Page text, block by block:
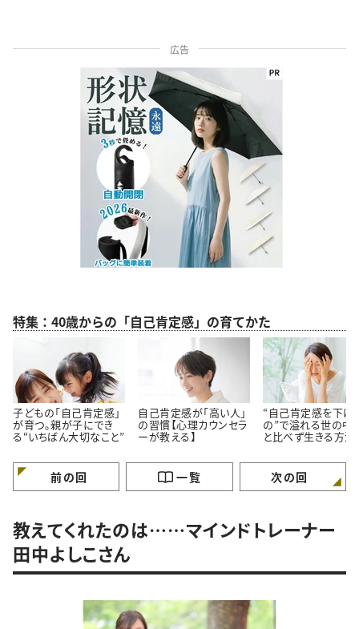
広告
特集：40歳からの「自己肯定感」の育てかた
子どもの「自己肯定感」
が育つ。親が子にでき
る“いちばん大切なこと”
自己肯定感が「高い人」
の習慣【心理カウンセラ
ーが教える】
“自己肯定感を下げ
の”で溢れる世の中
と比べず生きる方法
な生き方】
前の回 一覧 次の回
教えてくれたのは……マインドトレーナー
田中よしこさん